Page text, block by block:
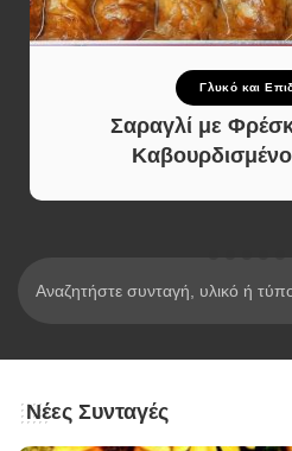
Γλυκό και
Σαραγλί με
Νέες Συνταγές